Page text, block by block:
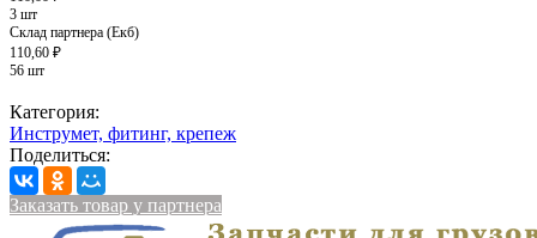
3 шт
Склад партнера (Екб)
110,60 ₽
56 шт
Категория:
Инструмет, фитинг, крепеж
Поделиться:
Заказать товар у партнера